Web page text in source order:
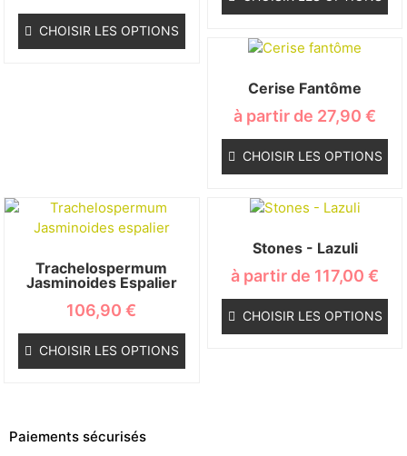
CHOISIR LES OPTIONS
Cerise Fantôme
à partir de 27,90€
CHOISIR LES OPTIONS
Trachelospermum
Jasminoides Espalier
106,90€
CHOISIR LES OPTIONS
Stones - Lazuli
à partir de 117,00€
CHOISIR LES OPTIONS
Paiements sécurisés